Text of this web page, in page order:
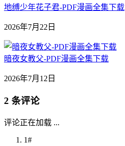
地缚少年花子君-PDF漫画全集下载
2026年7月22日
暗夜女教父-PDF漫画全集下载
2026年7月12日
2 条评论
评论正在加载 ...
1#